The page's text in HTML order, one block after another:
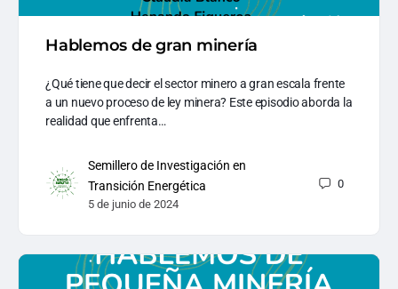
Hablemos de gran minería
¿Qué tiene que decir el sector minero a gran escala frente
a un nuevo proceso de ley minera? Este episodio aborda la
realidad que enfrenta…
Semillero de Investigación en
Transición Energética
5 de junio de 2024
0